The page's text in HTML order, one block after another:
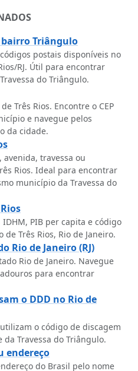
bairro Triângulo
postais disponíveis no
RJ. Útil para encontrar
do Triângulo.
Três Rios. Encontre o CEP
e navegue pelos
da cidade.
avenida, travessa ou
Rios. Ideal para encontrar
município da Travessa do
PIB per capita e código
Três Rios, Rio de Janeiro.
Rio de Janeiro (RJ)
Rio de Janeiro. Navegue
para encontrar
o DDD no Rio de
o código de discagem
da Travessa do Triângulo.
endereço
do Brasil pelo nome